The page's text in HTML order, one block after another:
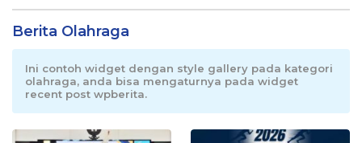
Berita Olahraga
Ini contoh widget dengan style gallery pada kategori
olahraga, anda bisa mengaturnya pada widget
recent post wpberita.